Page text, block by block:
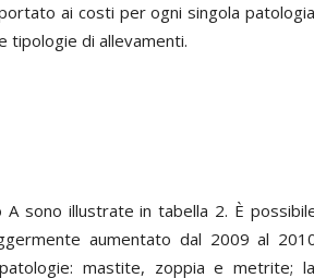
ai costi per ogni singola
tipologie di allevamenti.
A sono illustrate in tabella 2. È
aumentato dal 2009 al
mastite, zoppia e metrite;